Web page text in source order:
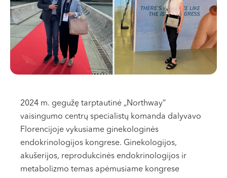
VII --
Klaipėda
Dragūnų g. 2
Darbo laikas:
I-V 08:00 - 20:00
Naujoji Uosto g. 9
Darbo laikas:
I-V 08:00 - 20:00
VI 09:00 - 15:00
VII --
Kretinga
2024 m. gegužę tarptautinė „Northway“
vaisingumo centrų specialistų komanda dalyvavo
Florencijoje vykusiame ginekologinės
endokrinologijos kongrese. Ginekologijos,
akušerijos, reprodukcinės endokrinologijos ir
metabolizmo temas apėmusiame kongrese